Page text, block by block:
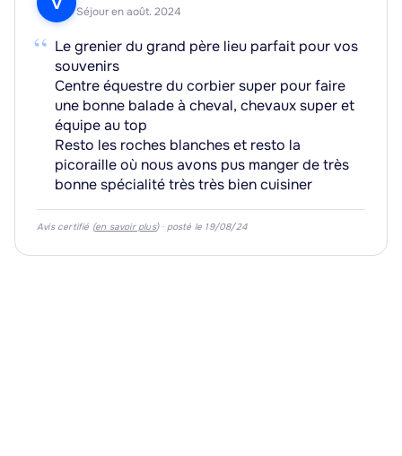
Séjour en août. 2024
“ Le grenier du grand père lieu parfait pour vos
souvenirs
Centre équestre du corbier super pour faire
une bonne balade à cheval, chevaux super et
équipe au top
Resto les roches blanches et resto la
picoraille où nous avons pus manger de très
bonne spécialité très très bien cuisiner
Avis certifié (en savoir plus) · posté le 19/08/24